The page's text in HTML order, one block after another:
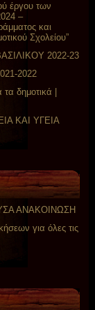
έργου των
–
και
Σχολείου”
2022-23
2022
δημοτικά |
ΚΑΙ ΥΓΕΙΑ
ΑΝΑΚΟΙΝΩΣΗ
για όλες τις